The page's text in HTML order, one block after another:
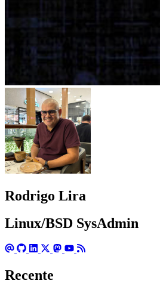
Rodrigo Lira
Linux/BSD SysAdmin
Recente